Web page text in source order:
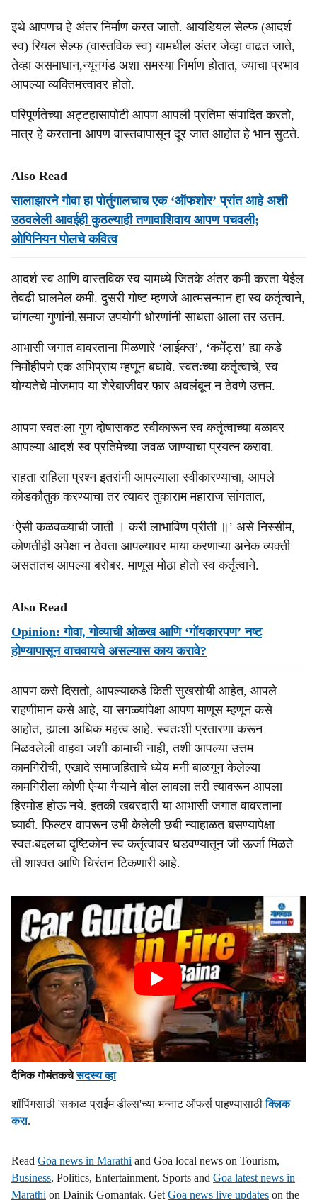
इथे आपणच हे अंतर निर्माण करत जातो. आयडियल सेल्फ (आदर्श
स्व) रियल सेल्फ (वास्तविक स्व) यामधील अंतर जेव्हा वाढत जाते,
तेव्हा असमाधान,न्यूनगंड अशा समस्या निर्माण होतात, ज्याचा प्रभाव
आपल्या व्यक्तिमत्त्वावर होतो.
परिपूर्णतेच्या अट्टहासापोटी आपण आपली प्रतिमा संपादित करतो,
मात्र हे करताना आपण वास्तवापासून दूर जात आहोत हे भान सुटते.
Also Read
सालाझारने गोवा हा पोर्तुगालचाच एक ‘ऑफशोर’ प्रांत आहे अशी
उठवलेली आवईही कुठल्याही तणावाशिवाय आपण पचवली;
ओपिनियन पोलचे कवित्व
आदर्श स्व आणि वास्तविक स्व यामध्ये जितके अंतर कमी करता येईल
तेवढी घालमेल कमी. दुसरी गोष्ट म्हणजे आत्मसन्मान हा स्व कर्तृत्वाने,
चांगल्या गुणांनी,समाज उपयोगी धोरणांनी साधता आला तर उत्तम.
आभासी जगात वावरताना मिळणारे ‘लाईक्स’, ‘कमेंट्स’ ह्या कडे
निर्मोहीपणे एक अभिप्राय म्हणून बघावे. स्वतःच्या कर्तृत्वाचे, स्व
योग्यतेचे मोजमाप या शेरेबाजीवर फार अवलंबून न ठेवणे उत्तम.
आपण स्वतःला गुण दोषासकट स्वीकारून स्व कर्तृत्वाच्या बळावर
आपल्या आदर्श स्व प्रतिमेच्या जवळ जाण्याचा प्रयत्न करावा.
राहता राहिला प्रश्न इतरांनी आपल्याला स्वीकारण्याचा, आपले
कोडकौतुक करण्याचा तर त्यावर तुकाराम महाराज सांगतात,
‘ऐसी कळवळ्याची जाती । करी लाभाविण प्रीती ॥’ असे निस्सीम,
कोणतीही अपेक्षा न ठेवता आपल्यावर माया करणाऱ्या अनेक व्यक्ती
असतातच आपल्या बरोबर. माणूस मोठा होतो स्व कर्तृत्वाने.
Also Read
Opinion: गोवा, गोव्याची ओळख आणि ‘गोंयकारपण’ नष्ट
होण्यापासून वाचवायचे असल्यास काय करावे?
आपण कसे दिसतो, आपल्याकडे किती सुखसोयी आहेत, आपले
राहणीमान कसे आहे, या सगळ्यांपेक्षा आपण माणूस म्हणून कसे
आहोत, ह्याला अधिक महत्व आहे. स्वतःशी प्रतारणा करून
मिळवलेली वाहवा जशी कामाची नाही, तशी आपल्या उत्तम
कामगिरीची, एखादे समाजहिताचे ध्येय मनी बाळगून केलेल्या
कामगिरीला कोणी ऐऱ्या गैऱ्याने बोल लावला तरी त्यावरून आपला
हिरमोड होऊ नये. इतकी खबरदारी या आभासी जगात वावरताना
घ्यावी. फिल्टर वापरून उभी केलेली छबी न्याहाळत बसण्यापेक्षा
स्वतःबद्दलचा दृष्टिकोन स्व कर्तृत्वावर घडवण्यातून जी ऊर्जा मिळते
ती शाश्वत आणि चिरंतन टिकणारी आहे.
दैनिक गोमंतकचेसदस्य व्हा
शॉपिंगसाठी 'सकाळ प्राईम डील्स'च्या भन्नाट ऑफर्स पाहण्यासाठीक्लिक
करा.
Read Goa news in Marathi and Goa local news on Tourism,
Business, Politics, Entertainment, Sports and Goa latest news in
Marathi on Dainik Gomantak. Get Goa news live updates on the